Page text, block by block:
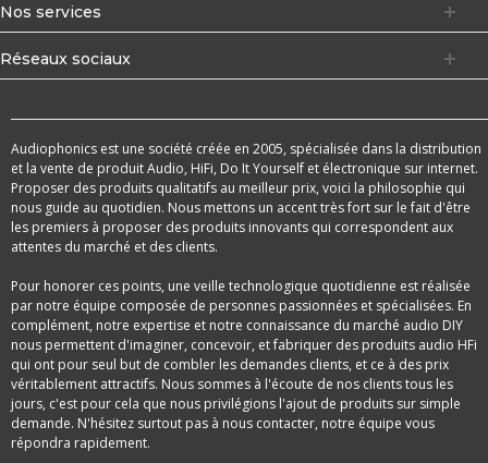
Nos services
Réseaux sociaux
Audiophonics est une société créée en 2005, spécialisée dans la distribution
et la vente de produit Audio, HiFi, Do It Yourself et électronique sur internet.
Proposer des produits qualitatifs au meilleur prix, voici la philosophie qui
nous guide au quotidien. Nous mettons un accent très fort sur le fait d'être
les premiers à proposer des produits innovants qui correspondent aux
attentes du marché et des clients.
Pour honorer ces points, une veille technologique quotidienne est réalisée
par notre équipe composée de personnes passionnées et spécialisées. En
complément, notre expertise et notre connaissance du marché audio DIY
nous permettent d'imaginer, concevoir, et fabriquer des produits audio HFi
qui ont pour seul but de combler les demandes clients, et ce à des prix
véritablement attractifs. Nous sommes à l'écoute de nos clients tous les
jours, c'est pour cela que nous privilégions l'ajout de produits sur simple
demande. N'hésitez surtout pas à nous contacter, notre équipe vous
répondra rapidement.